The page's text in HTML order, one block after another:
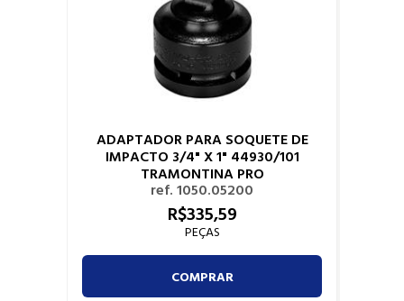
ADAPTADOR PARA SOQUETE DE
IMPACTO 3/4" X 1" 44930/101
TRAMONTINA PRO
ref. 1050.05200
R$335,59
PEÇAS
COMPRAR